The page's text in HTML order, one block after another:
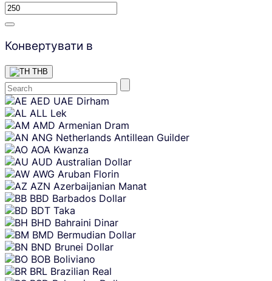
Конвертувати в
THB
Skip
content
AED UAE Dirham
ALL Lek
AMD Armenian Dram
ANG Netherlands Antillean Guilder
AOA Kwanza
AUD Australian Dollar
AWG Aruban Florin
AZN Azerbaijanian Manat
BBD Barbados Dollar
BDT Taka
BHD Bahraini Dinar
BMD Bermudian Dollar
BND Brunei Dollar
BOB Boliviano
BRL Brazilian Real